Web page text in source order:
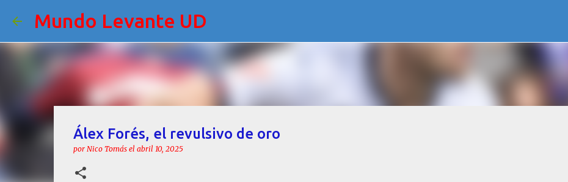
Mundo Levante UD
Álex Forés, el revulsivo de oro
por Nico Tomás el abril 10, 2025